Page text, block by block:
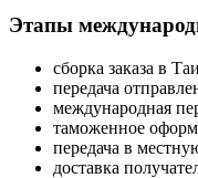
Этапы
сборка заказа в
передача
международная
таможенное
передача в
доставка